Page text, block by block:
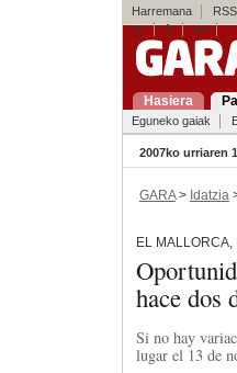
Harremana RSS
es
fr en
Hasiera
Eguneko gaiak
2007ko urriaren
GARA> Idatzia
EL MALLORCA,
hace dos
Si no hay
lugar el 13 de